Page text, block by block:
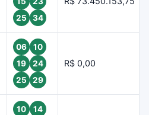
25
34
06
10
19
24
25
29
R$ 0,00
10
14